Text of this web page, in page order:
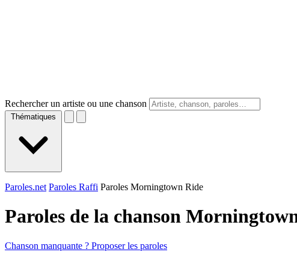
Rechercher un artiste ou une chanson
Thématiques
Paroles.net Paroles Raffi Paroles Morningtown Ride
Paroles de la chanson
Chanson manquante ? Proposer les paroles